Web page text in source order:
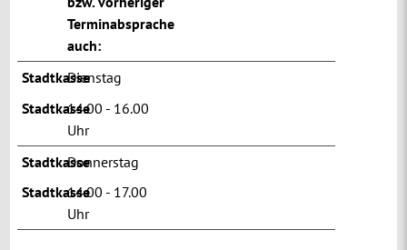
Terminabsprache
auch:
StadtkasseDienstag
Stadtkasse14.00 - 16.00
Uhr
StadtkasseDonnerstag
Stadtkasse14.00 - 17.00
Uhr